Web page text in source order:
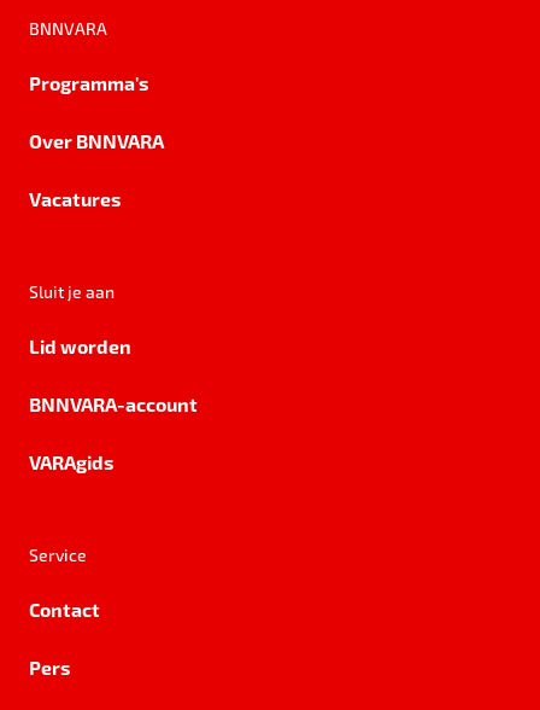
BNNVARA
Programma's
Over BNNVARA
Vacatures
Sluit je aan
Lid worden
BNNVARA-account
VARAgids
Service
Contact
Pers